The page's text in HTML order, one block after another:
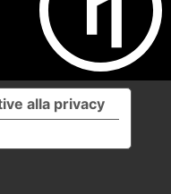
alla privacy